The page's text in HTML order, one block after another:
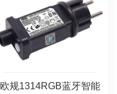
欧规1314RGB蓝牙智能